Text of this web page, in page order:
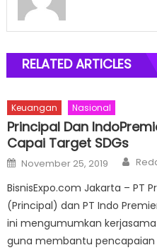
RELATED ARTICLES
Keuangan Nasional
Principal Dan
Capai Target SDGs
Posted
on
November 25, 2019
BisnisExpo.com Jakarta – PT
(Principal) dan PT Indo
ini mengumumkan
guna membantu